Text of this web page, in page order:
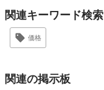
関連キーワード検索
価格
関連の掲示板